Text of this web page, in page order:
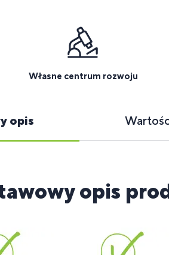
Własne centrum rozwoju
opis
opis